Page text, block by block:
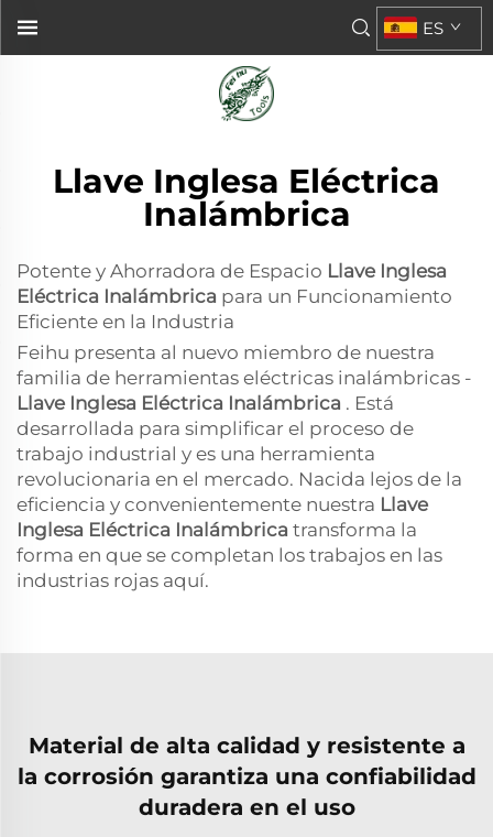
ES
Llave Inglesa Eléctrica
Inalámbrica
Potente y Ahorradora de Espacio Llave Inglesa
Eléctrica Inalámbrica para un Funcionamiento
Eficiente en la Industria
Feihu presenta al nuevo miembro de nuestra
familia de herramientas eléctricas inalámbricas -
Llave Inglesa Eléctrica Inalámbrica . Está
desarrollada para simplificar el proceso de
trabajo industrial y es una herramienta
revolucionaria en el mercado. Nacida lejos de la
eficiencia y convenientemente nuestra Llave
Inglesa Eléctrica Inalámbrica transforma la
forma en que se completan los trabajos en las
industrias rojas aquí.
Material de alta calidad y resistente a
la corrosión garantiza una confiabilidad
duradera en el uso